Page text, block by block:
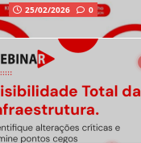
25/02/2026 0